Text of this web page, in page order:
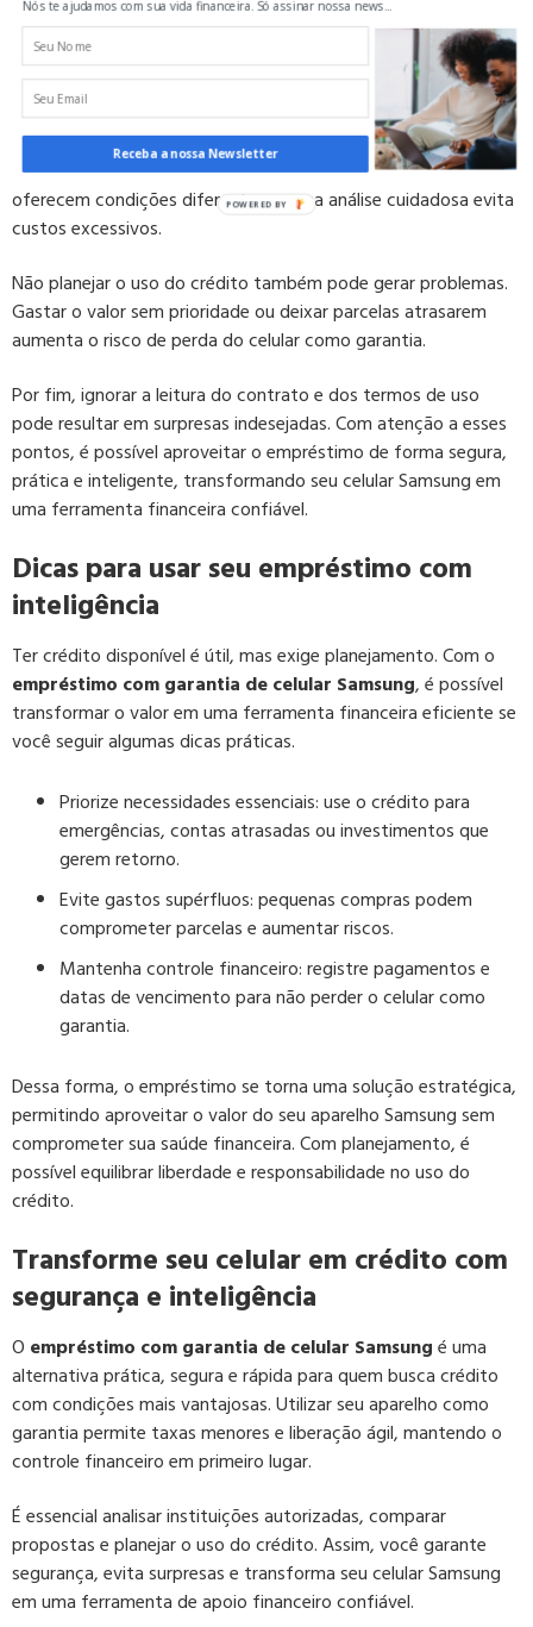
comprometendo o benefício da operação. Um dos mais
comuns é não conferir se a instituição é regulamentada pelo
Banco Central, o que pode gerar riscos desnecessários.
Outro erro frequente é aceitar taxas ou prazos sem comparar
com outras opções disponíveis. Plataformas digitais e bancos
oferecem condições diferentes, e uma análise cuidadosa evita
custos excessivos.
Não planejar o uso do crédito também pode gerar problemas.
Gastar o valor sem prioridade ou deixar parcelas atrasarem
aumenta o risco de perda do celular como garantia.
Por fim, ignorar a leitura do contrato e dos termos de uso
pode resultar em surpresas indesejadas. Com atenção a esses
pontos, é possível aproveitar o empréstimo de forma segura,
prática e inteligente, transformando seu celular Samsung em
uma ferramenta financeira confiável.
Dicas para usar seu empréstimo com
inteligência
Ter crédito disponível é útil, mas exige planejamento. Com o
empréstimo com garantia de celular Samsung, é possível
transformar o valor em uma ferramenta financeira eficiente se
você seguir algumas dicas práticas.
Priorize necessidades essenciais:use o crédito para
emergências, contas atrasadas ou investimentos que
gerem retorno.
Evite gastos supérfluos:pequenas compras podem
comprometer parcelas e aumentar riscos.
Mantenha controle financeiro:registre pagamentos e
datas de vencimento para não perder o celular como
garantia.
Dessa forma, o empréstimo se torna uma solução estratégica,
permitindo aproveitar o valor do seu aparelho Samsung sem
comprometer sua saúde financeira. Com planejamento, é
possível equilibrar liberdade e responsabilidade no uso do
crédito.
Transforme seu celular em crédito com
segurança e inteligência
O empréstimo com garantia de celular Samsungé uma
alternativa prática, segura e rápida para quem busca crédito
com condições mais vantajosas. Utilizar seu aparelho como
garantia permite taxas menores e liberação ágil, mantendo o
controle financeiro em primeiro lugar.
É essencial analisar instituições autorizadas, comparar
propostas e planejar o uso do crédito. Assim, você garante
segurança, evita surpresas e transforma seu celular Samsung
em uma ferramenta de apoio financeiro confiável.
Nós te ajudamos com sua vida financeira. Só assinar nossa news...
Receba a nossa Newsletter